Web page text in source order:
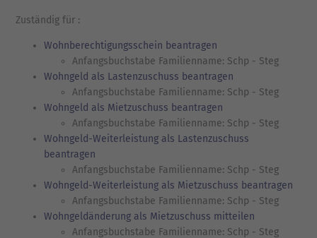
Zuständig für :
Wohnberechtigungsschein beantragen
Anfangsbuchstabe Familienname: Schp - Steg
Wohngeld als Lastenzuschuss beantragen
Anfangsbuchstabe Familienname: Schp - Steg
Wohngeld als Mietzuschuss beantragen
Anfangsbuchstabe Familienname: Schp - Steg
Wohngeld-Weiterleistung als Lastenzuschuss
beantragen
Anfangsbuchstabe Familienname: Schp - Steg
Wohngeld-Weiterleistung als Mietzuschuss beantragen
Anfangsbuchstabe Familienname: Schp - Steg
Wohngeldänderung als Mietzuschuss mitteilen
Anfangsbuchstabe Familienname: Schp - Steg